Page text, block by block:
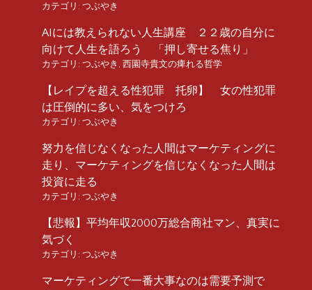
カテゴリ: つぶやき
AIには教えられない人生講座 ２２歳の自分に
向けて人生を語ろう 「押し寄せる焦り」
カテゴリ: つぶやき 西園寺貴文の痺れる哲学
【レイプを超える性犯罪 托卵】 女の性犯罪
は圧倒的に多い、気をつけろ
カテゴリ: つぶやき
努力を信じなくなった人間はマーケティングに
走り、マーケティングを信じなくなった人間は
投資に走る
カテゴリ: つぶやき
【悲報】平均年収2000万総合商社マン、真実に
気づく
カテゴリ: つぶやき
マーケティングで一番大事なのは需要予測で